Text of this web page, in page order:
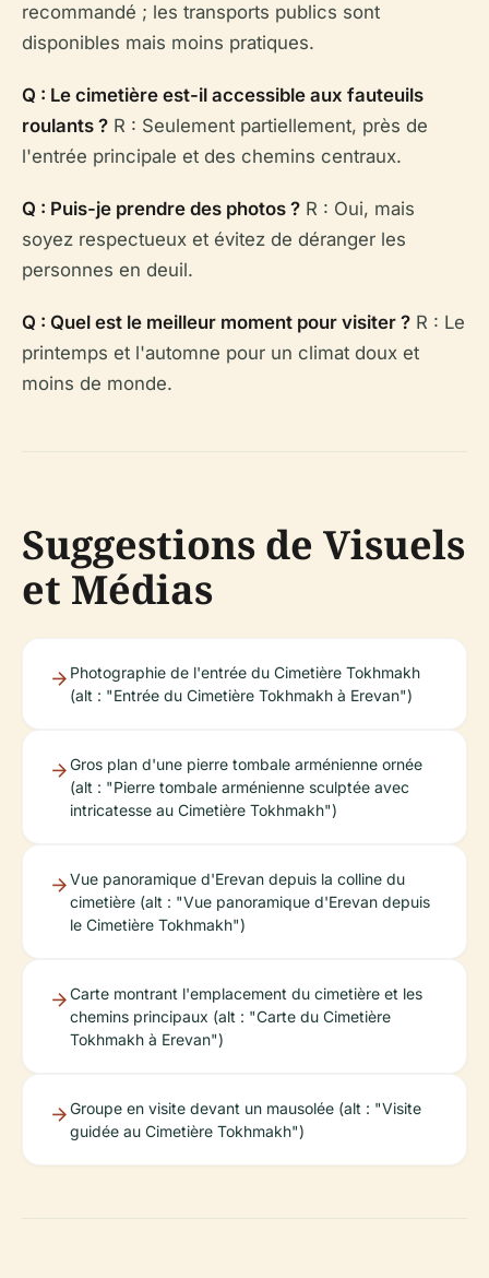
recommandé ; les transports publics sont
disponibles mais moins pratiques.
Q : Le cimetière est-il accessible aux fauteuils
roulants ? R : Seulement partiellement, près de
l'entrée principale et des chemins centraux.
Q : Puis-je prendre des photos ? R : Oui, mais
soyez respectueux et évitez de déranger les
personnes en deuil.
Q : Quel est le meilleur moment pour visiter ? R : Le
printemps et l'automne pour un climat doux et
moins de monde.
Suggestions de Visuels
et Médias
Photographie de l'entrée du Cimetière Tokhmakh
(alt : "Entrée du Cimetière Tokhmakh à Erevan")
Gros plan d'une pierre tombale arménienne ornée
(alt : "Pierre tombale arménienne sculptée avec
intricatesse au Cimetière Tokhmakh")
Vue panoramique d'Erevan depuis la colline du
cimetière (alt : "Vue panoramique d'Erevan depuis
le Cimetière Tokhmakh")
Carte montrant l'emplacement du cimetière et les
chemins principaux (alt : "Carte du Cimetière
Tokhmakh à Erevan")
Groupe en visite devant un mausolée (alt : "Visite
guidée au Cimetière Tokhmakh")